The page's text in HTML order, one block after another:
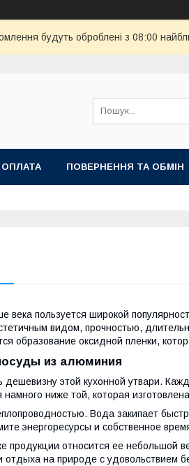
будуть оброблені з 08:00
ПОВЕРНЕННЯ ТА ОБМІН
пользуется широкой
видом, прочностью,
образование оксидной пленки,
из алюминия
этой кухонной утвари.
ниже той, которая
Вода закипает
энергоресурсы и собственное
продукции относится ее небольшой
отдыха на природе с удовольствием